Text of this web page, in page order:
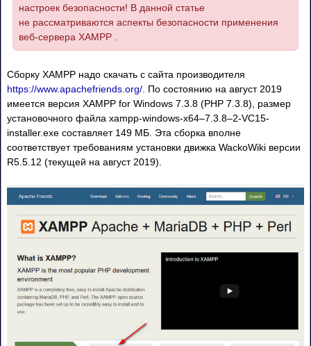
настроек безопасности! В данной статье
не рассматриваются аспекты безопасности применения
веб-сервера XAMPP .
Сборку XAMPP надо скачать с сайта производителя
https://www.apachefriends.org/. По состоянию на август 2019
имеется версия XAMPP for Windows 7.3.8 (PHP 7.3.8), размер
установочного файла xampp-windows-x64–7.3.8–2-VC15-
installer.exe составляет 149 МБ. Этa сборка вполне
соответствует требованиям установки движка WackoWiki версии
R5.5.12 (текущей на август 2019).